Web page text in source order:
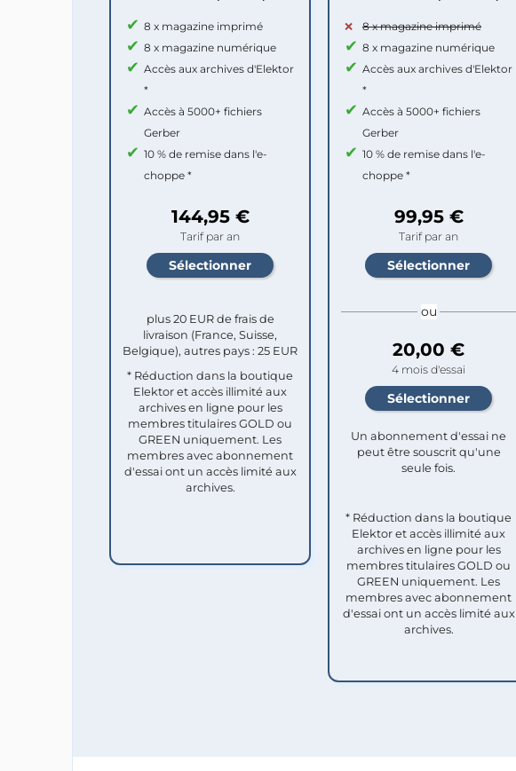
8 x magazine imprimé
8 x magazine numérique
Accès aux archives d'Elektor
*
Accès à 5000+ fichiers
Gerber
10 % de remise dans l'e-
choppe *
144,95 €
Tarif par an
plus 20 EUR de frais de
livraison (France, Suisse,
Belgique), autres pays : 25 EUR
* Réduction dans la boutique
Elektor et accès illimité aux
archives en ligne pour les
membres titulaires GOLD ou
GREEN uniquement. Les
membres avec abonnement
d'essai ont un accès limité aux
archives.
8 x magazine imprimé
8 x magazine numérique
Accès aux archives d'Elektor
*
Accès à 5000+ fichiers
Gerber
10 % de remise dans l'e-
choppe *
99,95 €
Tarif par an
ou
20,00 €
4 mois d'essai
Un abonnement d'essai ne
peut être souscrit qu'une
seule fois.​
* Réduction dans la boutique
Elektor et accès illimité aux
archives en ligne pour les
membres titulaires GOLD ou
GREEN uniquement. Les
membres avec abonnement
d'essai ont un accès limité aux
archives.